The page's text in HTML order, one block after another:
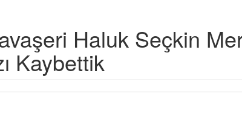
Haluk Seçkin
Kaybettik